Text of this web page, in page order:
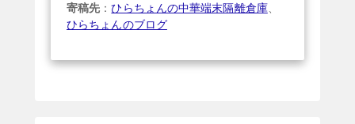
寄稿先 ：ひらちょんの中華端末隔離倉庫、
ひらちょんのブログ